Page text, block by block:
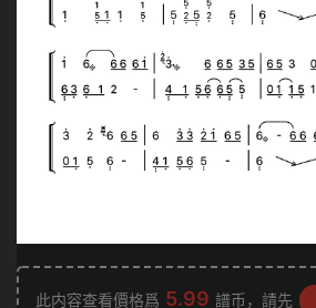
此内容查看價格爲 5.99 譜币，請先